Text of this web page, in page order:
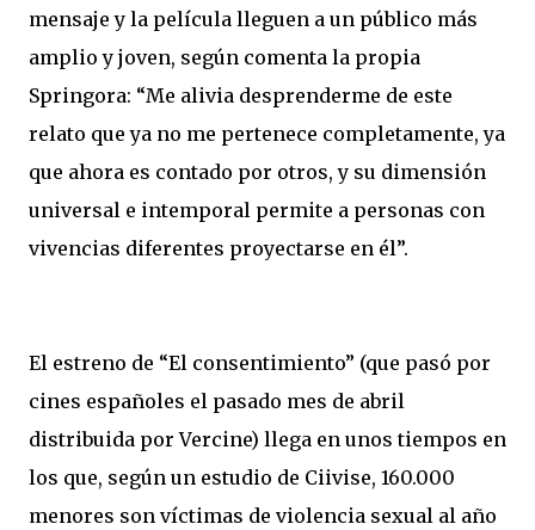
mensaje y la película lleguen a un público más
amplio y joven, según comenta la propia
Springora: “Me alivia desprenderme de este
relato que ya no me pertenece completamente, ya
que ahora es contado por otros, y su dimensión
universal e intemporal permite a personas con
vivencias diferentes proyectarse en él”.
El estreno de “El consentimiento” (que pasó por
cines españoles el pasado mes de abril
distribuida por Vercine) llega en unos tiempos en
los que, según un estudio de Ciivise, 160.000
menores son víctimas de violencia sexual al año